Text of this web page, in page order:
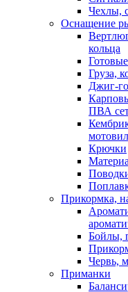
Чехлы,
Оснащение
кольца
Груза,
Джиг-
ПВА
Крючки
Прикормка,
Бойлы,
Червь,
Приманки